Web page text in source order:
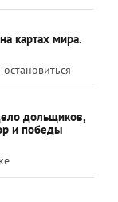
картах мира.
дольщиков,
и победы